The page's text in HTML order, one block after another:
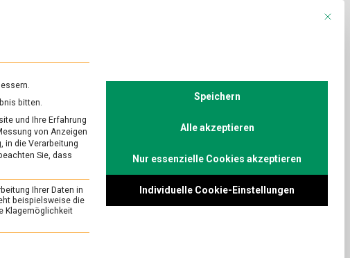
Sie auf die Schaltfläche unten. Bitte beachten
Mit
bitten.
und Ihre Erfahrung
von Anzeigen
in die Verarbeitung
Sie, dass
Ihrer Daten in
beispielsweise die
Klagemöglichkeit
ist essenziell und kann nicht abgewählt werden.
Speichern
Alle akzeptieren
Nur essenzielle Cookies akzeptieren
Individuelle Cookie-Einstellungen